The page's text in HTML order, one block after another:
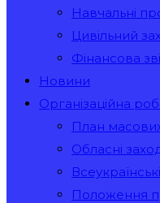
Навчальні
Цивільний
Фінансова
Новини
Організаційна
План
Обласні
Положення